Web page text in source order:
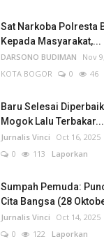
Sat Narkoba Polresta
Kepada Masyarakat,...
DARSONO BUDIMAN Nov
KOTA BOGOR
0 46
Baru Selesai
Mogok Lalu Terbakar...
Jurnalis Vinci Oct 16, 2025
0
113 Laporkan
Sumpah Pemuda:
Cita Bangsa (28
Jurnalis Vinci Oct 14, 2025
0
122 Laporkan